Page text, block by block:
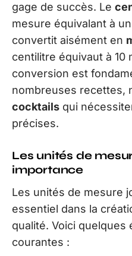
gage de succès. Le
mesure équivalant à
convertit aisément en
centilitre équivaut à 10
conversion est
nombreuses recettes,
cocktails qui
précises.
Les unités de
importance
Les unités de mesure
essentiel dans la
qualité. Voici quelques
courantes :